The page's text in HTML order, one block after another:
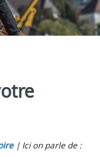
Ici on parle de :